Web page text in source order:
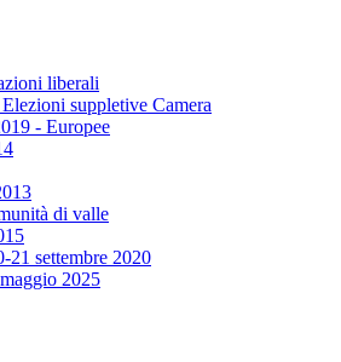
liberali
suppletive Camera
- Europee
di valle
21 settembre 2020
2025